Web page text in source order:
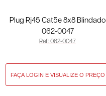
Plug Rj45 Cat5e 8x8 Blindado
062-0047
Ref: 062-0047